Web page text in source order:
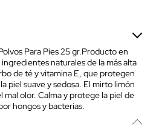
Para Pies 25 gr.Producto en
naturales de la más alta
de té y vitamina E, que protegen
piel suave y sedosa. El mirto limón
mal olor. Calma y protege la piel de
hongos y bacterias.